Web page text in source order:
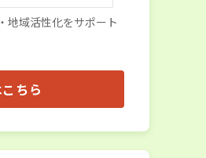
地域活性化をサポート
ちら